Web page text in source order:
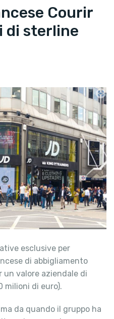
Courir
di sterline
esclusive per
di abbigliamento
un valore aziendale di
milioni di euro).
da quando il gruppo ha